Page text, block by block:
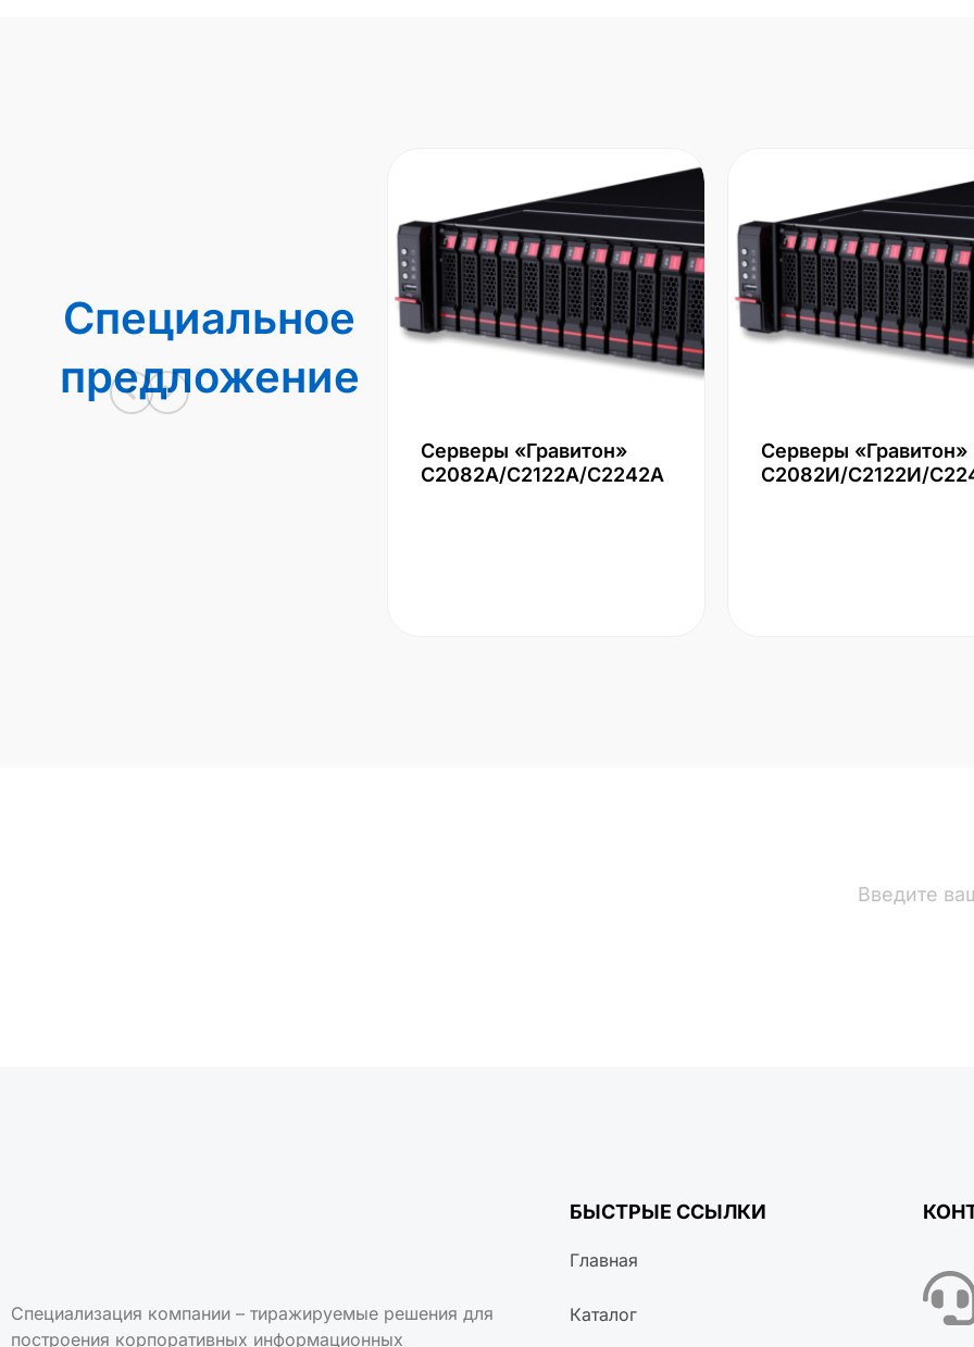
Специальное
предложение
Серверы «Гравитон»
С2082А/С2122А/С2242А
Серверы «Гравитон»
С2082И/С2122И/
Специализация компании – тиражируемые решения для
построения корпоративных информационных
БЫСТРЫЕ ССЫЛКИ
Главная
Каталог